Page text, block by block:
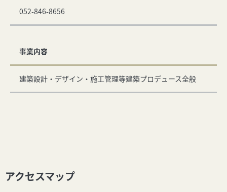
052-846-8656
事業内容
建築設計・デザイン・施工管理等建築プロデュース全般
アクセスマップ